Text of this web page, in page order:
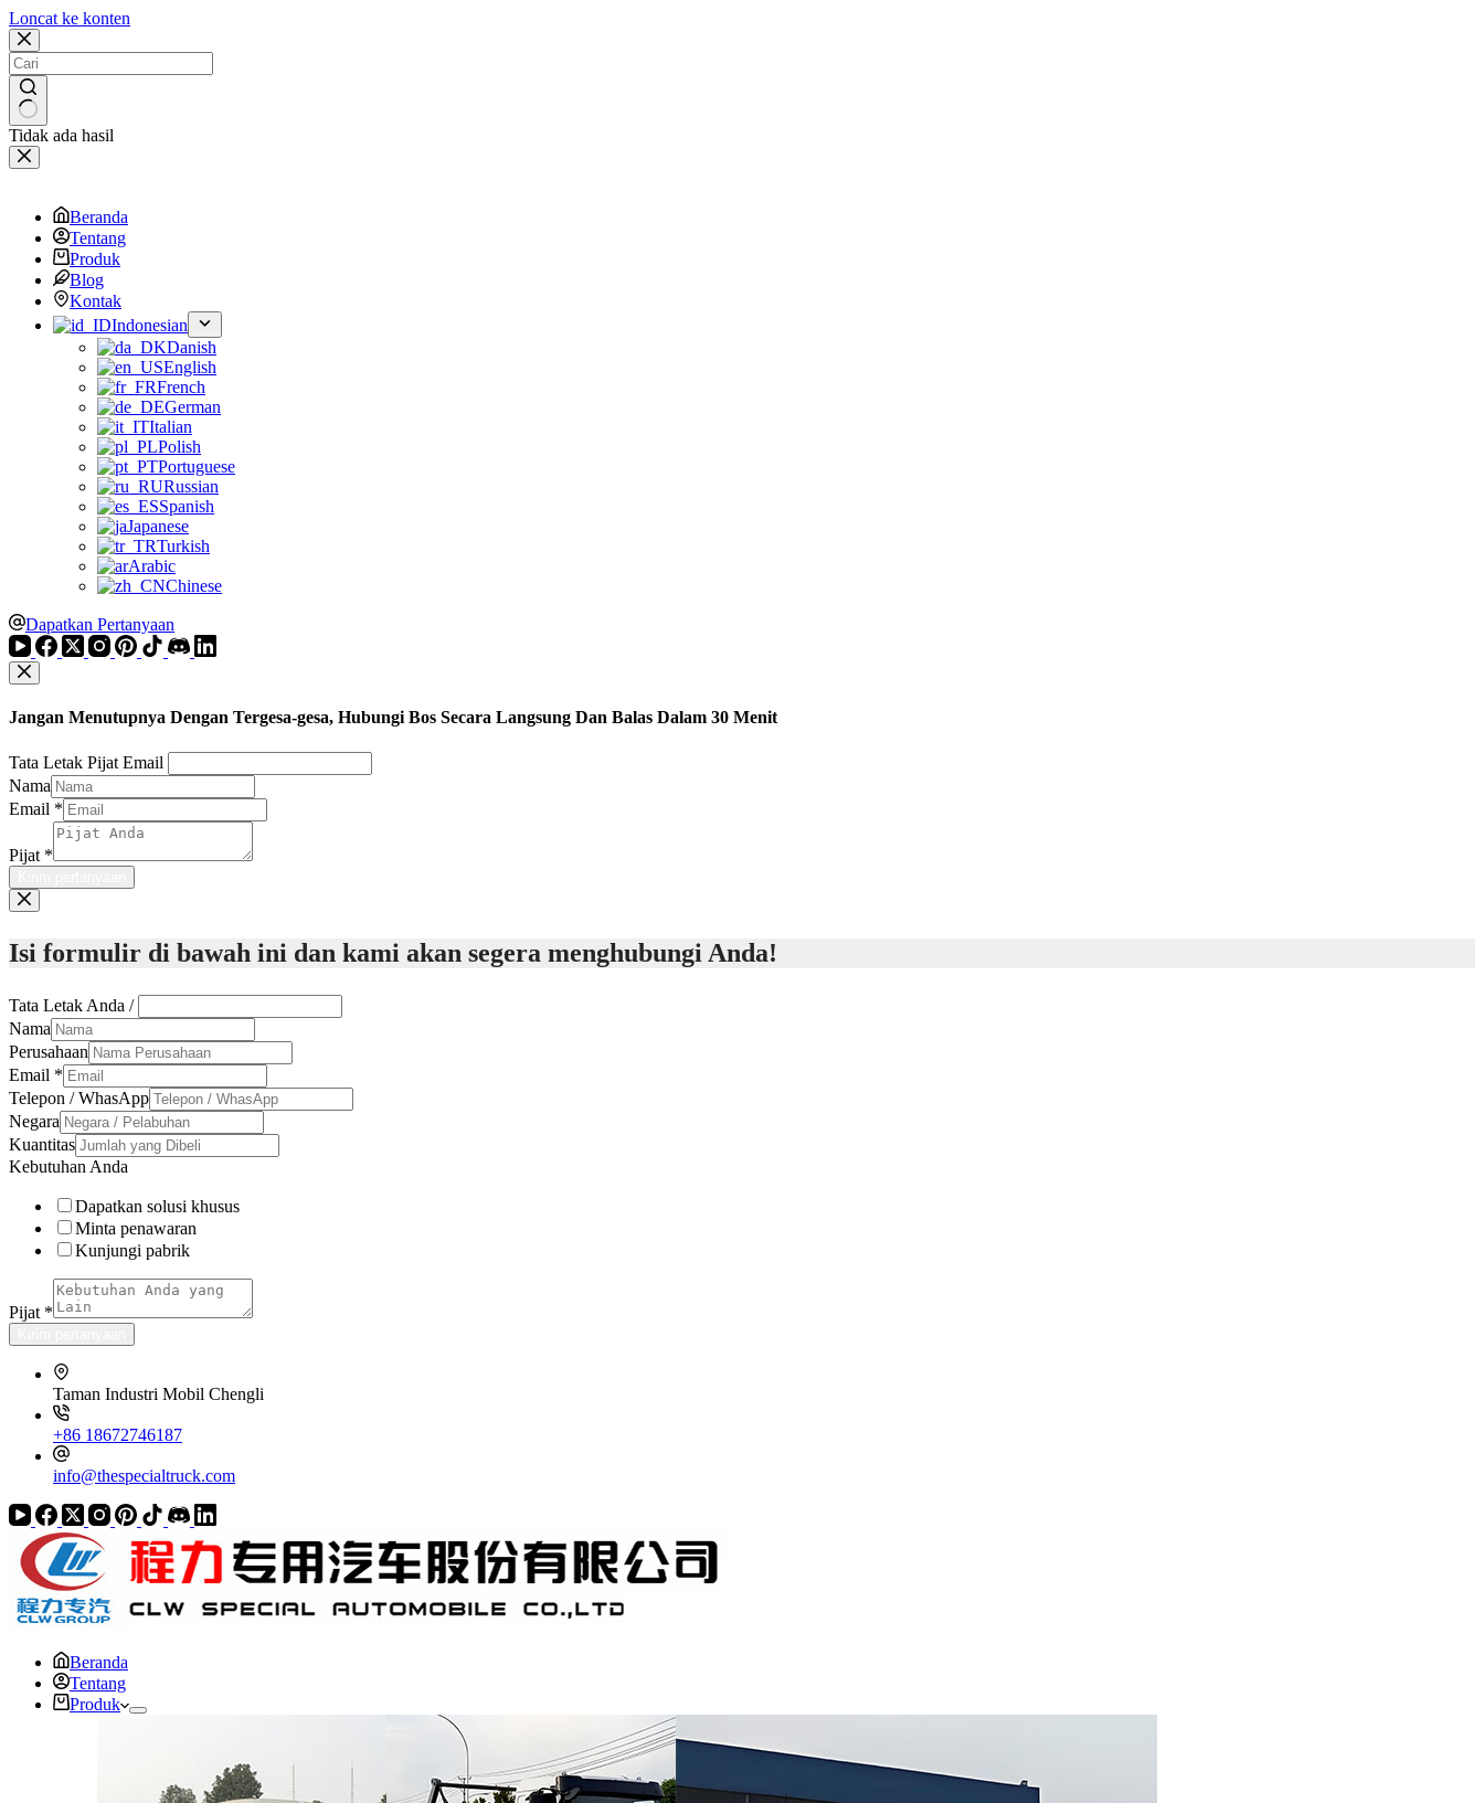
Loncat ke konten
Tidak ada hasil
Beranda
Tentang
Produk
Blog
Kontak
Indonesian
Danish
English
French
German
Italian
Polish
Portuguese
Russian
Spanish
Japanese
Turkish
Arabic
Chinese
Dapatkan Pertanyaan
Jangan Menutupnya Dengan Tergesa-gesa, Hubungi Bos Secara Langsung Dan Balas Dalam 30 Menit
Tata Letak Pijat Email
Nama
Email *
Pijat *
Isi formulir di bawah ini dan kami akan segera menghubungi Anda!
Tata Letak Anda /
Nama
Perusahaan
Email *
Telepon / WhasApp
Negara
Kuantitas
Kebutuhan Anda
Dapatkan solusi khusus
Minta penawaran
Kunjungi pabrik
Pijat *
Taman Industri Mobil Chengli
+86 18672746187
info@thespecialtruck.com
Beranda
Tentang
Produk